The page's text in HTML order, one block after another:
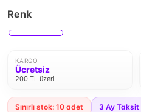
Renk
KARGO
Ücretsiz
200 TL üzeri
Sınırlı stok: 10 adet 3 Ay Taksit